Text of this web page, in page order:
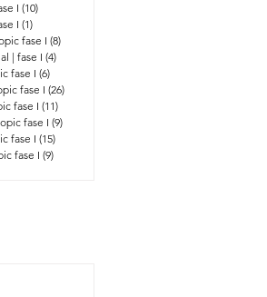
I (10)
I (1)
fase I (8)
| fase I (4)
fase I (6)
fase I (26)
fase I (11)
fase I (9)
fase I (15)
fase I (9)